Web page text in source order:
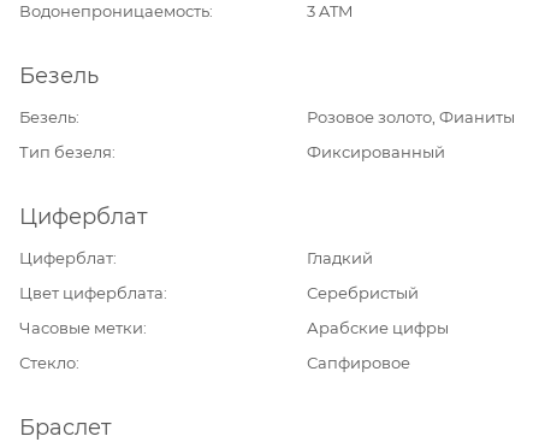
Водонепроницаемость
3 ATM
Безель
Безель
Розовое золото, Фианиты
Тип безеля
Фиксированный
Циферблат
Циферблат
Гладкий
Цвет циферблата
Серебристый
Часовые метки
Арабские цифры
Стекло
Сапфировое
Браслет